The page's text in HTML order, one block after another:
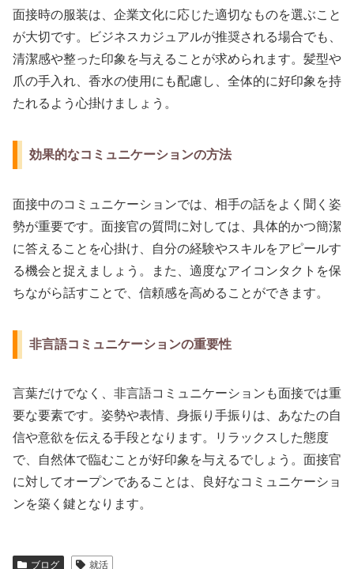
面接時の服装は、企業文化に応じた適切なものを選ぶこと
が大切です。ビジネスカジュアルが推奨される場合でも、
清潔感や整った印象を与えることが求められます。髪型や
爪の手入れ、香水の使用にも配慮し、全体的に好印象を持
たれるよう心掛けましょう。
効果的なコミュニケーションの方法
面接中のコミュニケーションでは、相手の話をよく聞く姿
勢が重要です。面接官の質問に対しては、具体的かつ簡潔
に答えることを心掛け、自分の経験やスキルをアピールす
る機会と捉えましょう。また、適度なアイコンタクトを保
ちながら話すことで、信頼感を高めることができます。
非言語コミュニケーションの重要性
言葉だけでなく、非言語コミュニケーションも面接では重
要な要素です。姿勢や表情、身振り手振りは、あなたの自
信や意欲を伝える手段となります。リラックスした態度
で、自然体で臨むことが好印象を与えるでしょう。面接官
に対してオープンであることは、良好なコミュニケーショ
ンを築く鍵となります。
ブログ 就活